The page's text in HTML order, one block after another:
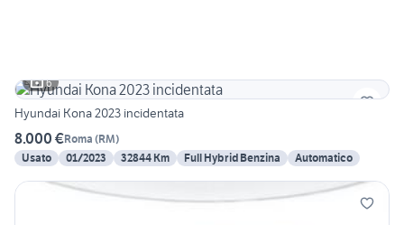
6
Hyundai Kona 2023 incidentata
8.000 €Roma (RM)
Usato
01/2023 32844 Km Full Hybrid Benzina Automatico